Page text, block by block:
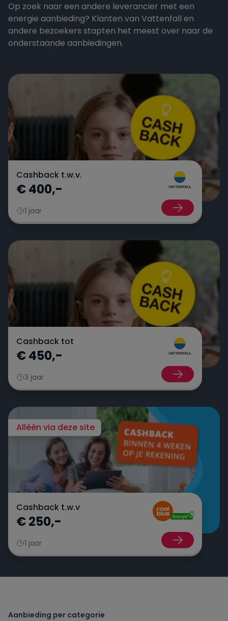
Op zoek naar een andere leverancier met een
energie aanbieding? Klanten van Vattenfall en
andere bezoekers stapten het meest over naar de
onderstaande aanbiedingen.
Cashback t.w.v.
€ 400,-
1 jaar
Cashback tot
€ 450,-
3 jaar
Alléén via deze site
Cashback t.w.v
€ 250,-
1 jaar
Aanbieding per categorie